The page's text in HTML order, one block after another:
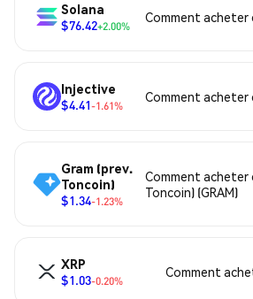
Solana
$76.42+2.00%
Comment acheter
Injective
$4.41-1.61%
Comment acheter
Gram (prev.
Toncoin)
$1.34-1.23%
Comment acheter
Toncoin) (GRAM)
XRP
$1.03-0.20%
Comment